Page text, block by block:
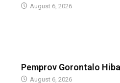
August 6, 2026
Pemprov Gorontalo
August 6, 2026